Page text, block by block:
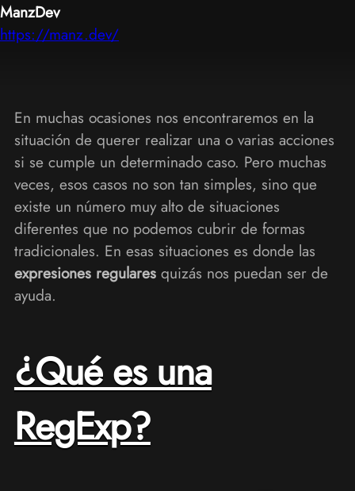
ManzDev
https://manz.dev/
En muchas ocasiones nos encontraremos en la
situación de querer realizar una o varias acciones
si se cumple un determinado caso. Pero muchas
veces, esos casos no son tan simples, sino que
existe un número muy alto de situaciones
diferentes que no podemos cubrir de formas
tradicionales. En esas situaciones es donde las
expresiones regularesquizás nos puedan ser de
ayuda.
¿Qué es una
RegExp?